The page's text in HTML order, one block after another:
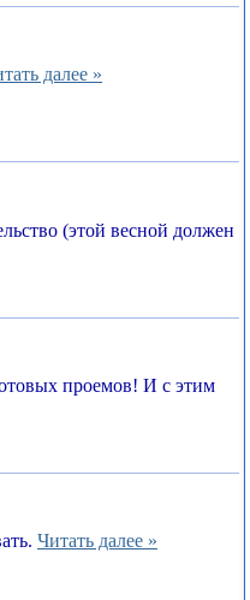
далее »
(этой весной должен
проемов! И с этим
Читать далее »